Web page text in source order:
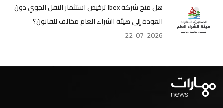
هل منح شركة ibex ترخيص استثمار النقل الجوي دون
العودة إلى هيئة الشراء العام مخالف للقانون؟
22-07-2026